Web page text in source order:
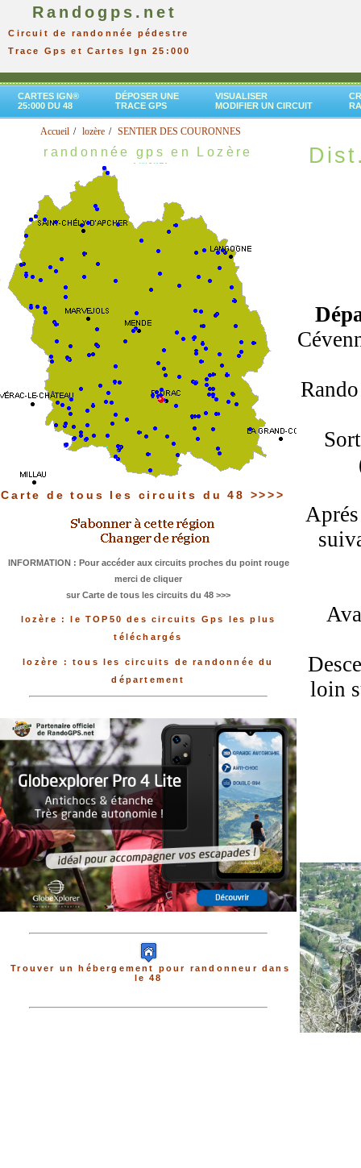
Randogps.net
Circuit de randonnée pédestre
Trace Gps et Cartes Ign 25:000
CARTES IGN®
25:000 DU 48
DÉPOSER UNE
TRACE GPS
VISUALISER
MODIFIER UN CIRCUIT
Accueil lozère SENTIER DES COURONNES
randonnée gps en Lozère
Carte de tous les circuits du 48 >>>>
INFORMATION : Pour accéder aux circuits proches du point rouge
merci de cliquer
sur Carte de tous les circuits du 48 >>>
lozère : le TOP50 des circuits Gps les plus
téléchargés
lozère : tous les circuits de randonnée du
département
Trouver un hébergement pour randonneur dans
le 48
loin